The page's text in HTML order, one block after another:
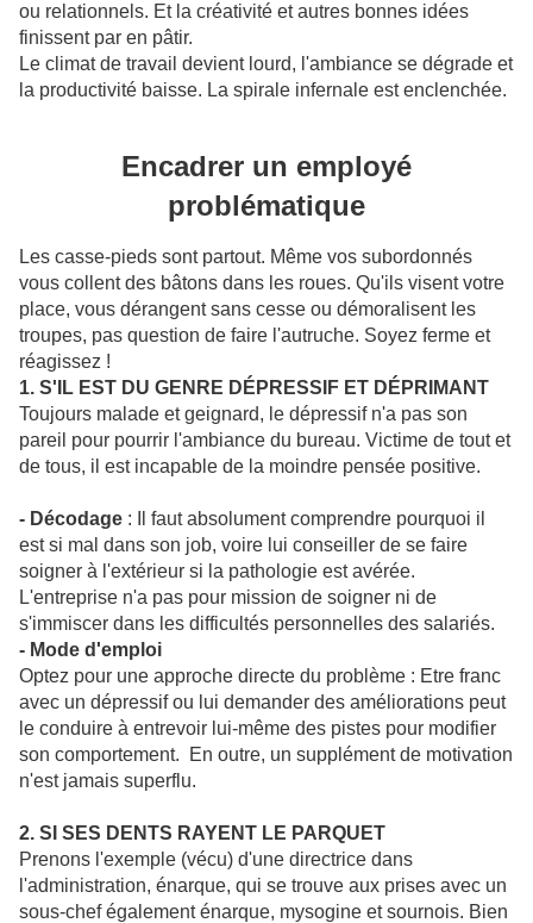
ou relationnels. Et la créativité et autres bonnes idées
finissent par en pâtir.
Le climat de travail devient lourd, l'ambiance se dégrade et
la productivité baisse. La spirale infernale est enclenchée.
Encadrer un employé
problématique
Les casse-pieds sont partout. Même vos subordonnés
vous collent des bâtons dans les roues. Qu'ils visent votre
place, vous dérangent sans cesse ou démoralisent les
troupes, pas question de faire l'autruche. Soyez ferme et
réagissez !
1. S'IL EST DU GENRE DÉPRESSIF ET DÉPRIMANT
Toujours malade et geignard, le dépressif n'a pas son
pareil pour pourrir l'ambiance du bureau. Victime de tout et
de tous, il est incapable de la moindre pensée positive.
- Décodage : Il faut absolument comprendre pourquoi il
est si mal dans son job, voire lui conseiller de se faire
soigner à l'extérieur si la pathologie est avérée.
L'entreprise n'a pas pour mission de soigner ni de
s'immiscer dans les difficultés personnelles des salariés.
- Mode d'emploi
Optez pour une approche directe du problème : Etre franc
avec un dépressif ou lui demander des améliorations peut
le conduire à entrevoir lui-même des pistes pour modifier
son comportement. En outre, un supplément de motivation
n'est jamais superflu.
2. SI SES DENTS RAYENT LE PARQUET
Prenons l'exemple (vécu) d'une directrice dans
l'administration, énarque, qui se trouve aux prises avec un
sous-chef également énarque, mysogine et sournois. Bien